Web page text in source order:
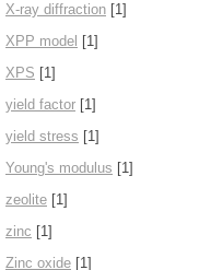
X-ray diffraction [1]
XPP model [1]
XPS [1]
yield factor [1]
yield stress [1]
Young's modulus [1]
zeolite [1]
zinc [1]
Zinc oxide [1]